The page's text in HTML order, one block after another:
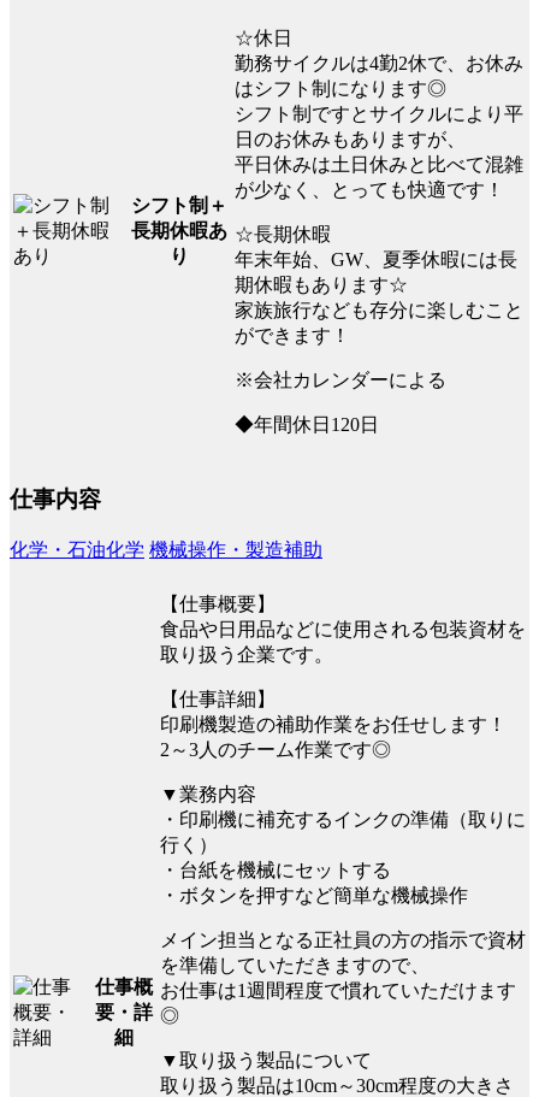
シフト制＋
長期休暇あ
り
☆休日
勤務サイクルは4勤2休で、お休み
はシフト制になります◎
シフト制ですとサイクルにより平
日のお休みもありますが、
平日休みは土日休みと比べて混雑
が少なく、とっても快適です！
☆長期休暇
年末年始、GW、夏季休暇には長
期休暇もあります☆
家族旅行なども存分に楽しむこと
ができます！
※会社カレンダーによる
◆年間休日120日
仕事内容
化学・石油化学 機械操作・製造補助
仕事概
要・詳
細
【仕事概要】
食品や日用品などに使用される包装資材を
取り扱う企業です。
【仕事詳細】
印刷機製造の補助作業をお任せします！
2～3人のチーム作業です◎
▼業務内容
・印刷機に補充するインクの準備（取りに
行く）
・台紙を機械にセットする
・ボタンを押すなど簡単な機械操作
メイン担当となる正社員の方の指示で資材
を準備していただきますので、
お仕事は1週間程度で慣れていただけます
◎
▼取り扱う製品について
取り扱う製品は10cm～30cm程度の大きさ